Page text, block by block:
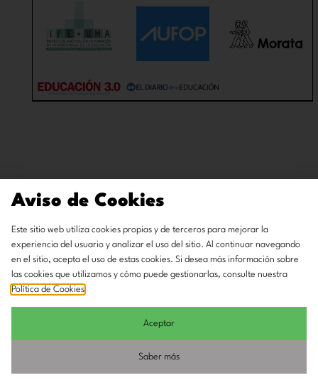
Aviso de Cookies
Este sitio web utiliza cookies propias y de terceros para mejorar la
experiencia del usuario y analizar el uso del sitio. Al continuar navegando
en el sitio, acepta el uso de estas cookies. Si desea más información sobre
las cookies que utilizamos y cómo puede gestionarlas, consulte nuestra
Política de Cookies
Aceptar
Saber más